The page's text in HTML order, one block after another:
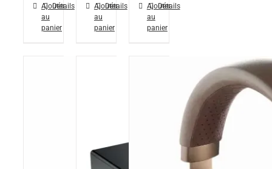
Ajouter
au
panier
Détails
Ajouter
au
panier
Détails
Ajouter
au
panier
Détails